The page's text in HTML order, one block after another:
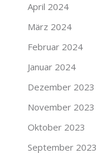
April 2024
März 2024
Februar 2024
Januar 2024
Dezember 2023
November 2023
Oktober 2023
September 2023